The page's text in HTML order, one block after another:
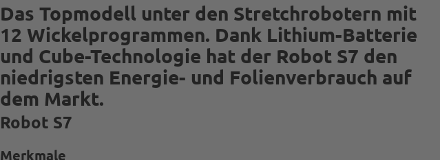
Das Topmodell unter den Stretchrobotern mit
12 Wickelprogrammen. Dank Lithium-Batterie
und Cube-Technologie hat der Robot S7 den
niedrigsten Energie- und Folienverbrauch auf
dem Markt.
Robot S7
Merkmale